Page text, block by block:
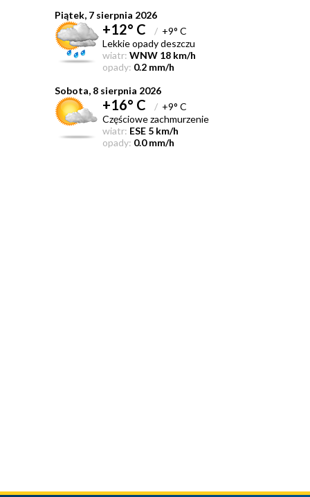
Piątek, 7 sierpnia 2026
+12° C /+9° C
Lekkie opady deszczu
wiatr: WNW 18 km/h
opady: 0.2 mm/h
Sobota, 8 sierpnia 2026
+16° C /+9° C
Częściowe zachmurzenie
wiatr: ESE 5 km/h
opady: 0.0 mm/h